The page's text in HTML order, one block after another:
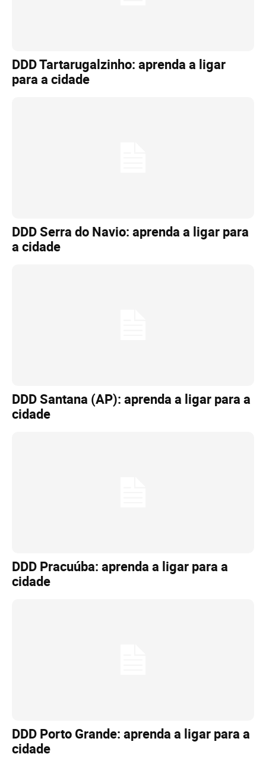
DDD Tartarugalzinho: aprenda a ligar
para a cidade
DDD Serra do Navio: aprenda a ligar para
a cidade
DDD Santana (AP): aprenda a ligar para a
cidade
DDD Pracuúba: aprenda a ligar para a
cidade
DDD Porto Grande: aprenda a ligar para a
cidade